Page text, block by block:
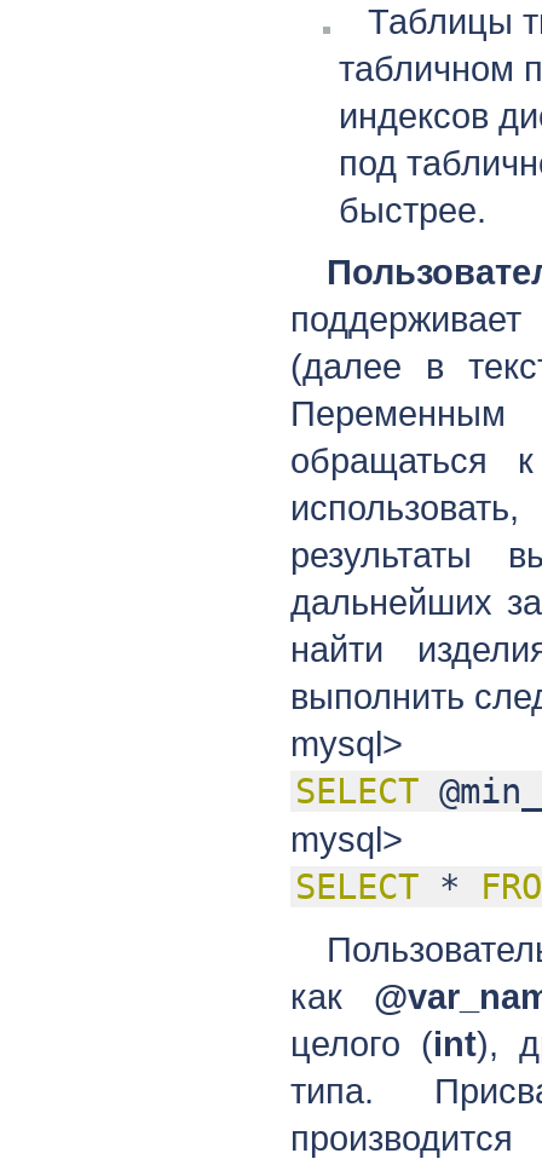
Таблицы
табличном
индексов
под
быстрее.
(далее в
Переменным
обращаться
результаты
дальнейших
найти
выполнить
mysql>
SELECT
mysql>
SELECT *
как
целого (int),
типа.